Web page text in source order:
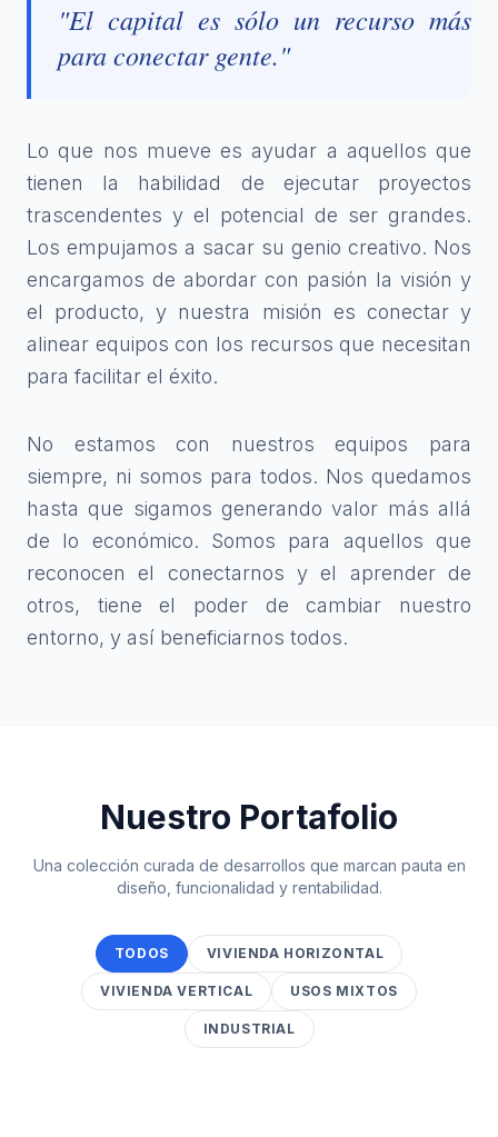
"El capital es sólo un recurso más
para conectar gente."
Lo que nos mueve es ayudar a aquellos que
tienen la habilidad de ejecutar proyectos
trascendentes y el potencial de ser grandes.
Los empujamos a sacar su genio creativo. Nos
encargamos de abordar con pasión la visión y
el producto, y nuestra misión es conectar y
alinear equipos con los recursos que necesitan
para facilitar el éxito.
No estamos con nuestros equipos para
siempre, ni somos para todos. Nos quedamos
hasta que sigamos generando valor más allá
de lo económico. Somos para aquellos que
reconocen el conectarnos y el aprender de
otros, tiene el poder de cambiar nuestro
entorno, y así beneficiarnos todos.
Nuestro Portafolio
Una colección curada de desarrollos que marcan pauta en
diseño, funcionalidad y rentabilidad.
TODOS VIVIENDA HORIZONTAL
VIVIENDA VERTICAL USOS MIXTOS
INDUSTRIAL